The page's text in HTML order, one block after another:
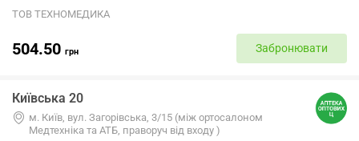
ТОВ ТЕХНОМЕДИКА
504.50 грн Забронювати
Київська 20
м. Київ, вул. Загорівська, 3/15 (між ортосалоном
Медтехніка та АТБ, праворуч від входу )